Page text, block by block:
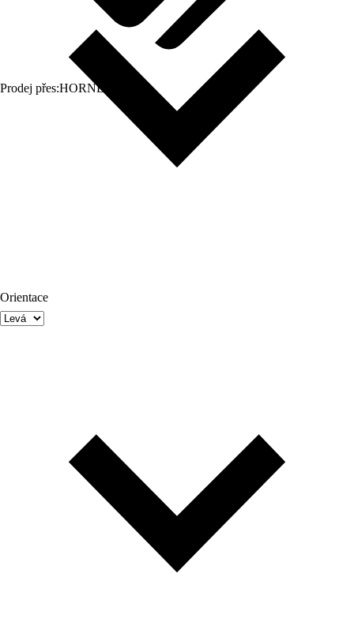
Prodej přes:HORNBACH
Orientace